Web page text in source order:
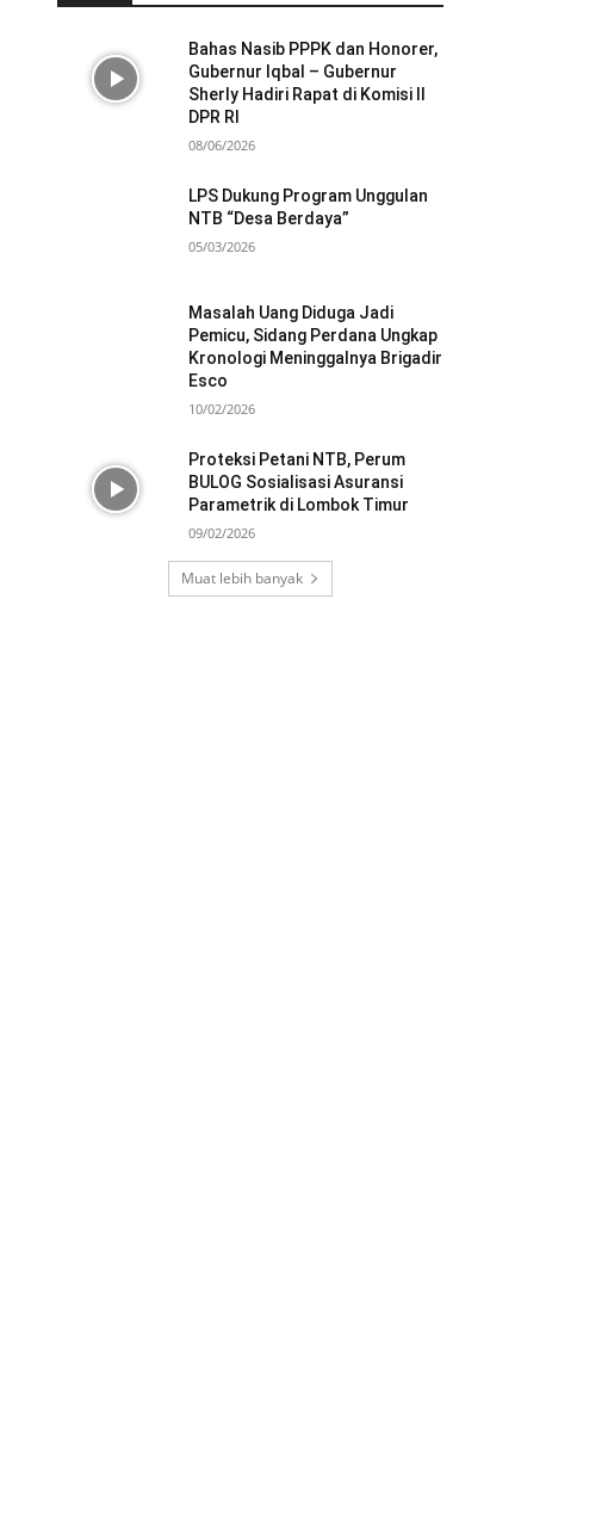
Bahas Nasib PPPK dan Honorer,
Gubernur Iqbal – Gubernur
Sherly Hadiri Rapat di Komisi II
DPR RI
08/06/2026
LPS Dukung Program Unggulan
NTB “Desa Berdaya”
05/03/2026
Masalah Uang Diduga Jadi
Pemicu, Sidang Perdana Ungkap
Kronologi Meninggalnya Brigadir
Esco
10/02/2026
Proteksi Petani NTB, Perum
BULOG Sosialisasi Asuransi
Parametrik di Lombok Timur
09/02/2026
Muat lebih banyak